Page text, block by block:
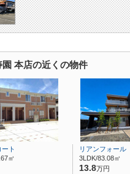
園 本店の近くの物件
ート
㎡
リアンフォール
3LDK/83.08㎡
13.8万円